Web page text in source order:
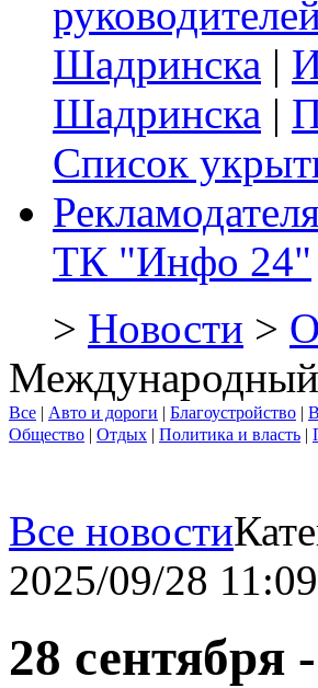
Шадринска |
Шадринска |
Список
ТК "Инфо 24"
> Новости >
Международный
Все | Авто и дороги | Благоустройство |
Общество | Отдых | Политика и власть |
Все новости
2025/09/28 11:09
28